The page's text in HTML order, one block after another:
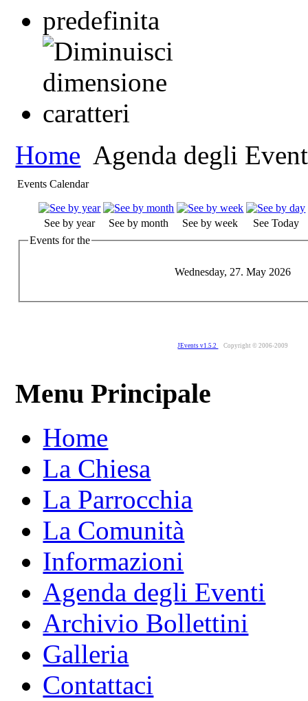
Home Agenda degli
Events Calendar
See by year See by month See by week
See Today
Events for the
Wednesday, 27. May 2026
JEvents v1.5.2 Copyright © 2006-2009
Menu Principale
Home
La Chiesa
La Parrocchia
La Comunità
Informazioni
Agenda degli Eventi
Archivio Bollettini
Galleria
Contattaci